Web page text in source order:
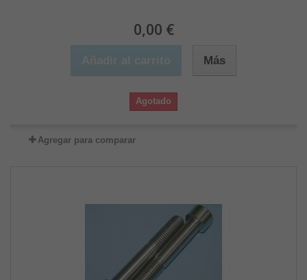
0,00 €
Más
Agotado
Agregar para comparar